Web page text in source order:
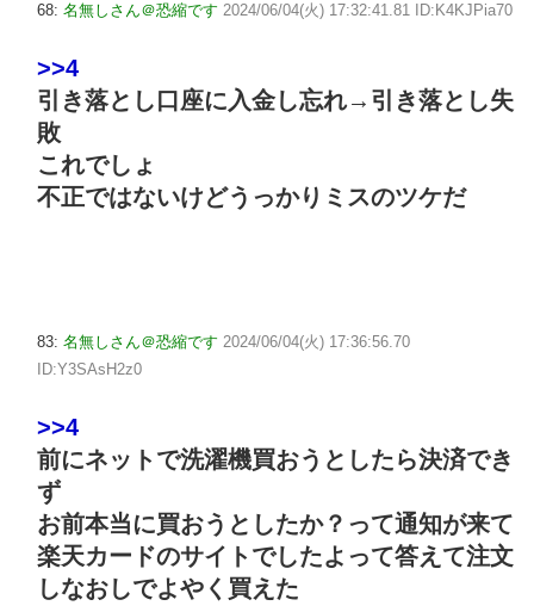
68: 名無しさん＠恐縮です 2024/06/04(火) 17:32:41.81 ID:K4KJPia70
>>4
引き落とし口座に入金し忘れ→引き落とし失
敗
これでしょ
不正ではないけどうっかりミスのツケだ
83: 名無しさん＠恐縮です 2024/06/04(火) 17:36:56.70
ID:Y3SAsH2z0
>>4
前にネットで洗濯機買おうとしたら決済でき
ず
お前本当に買おうとしたか？って通知が来て
楽天カードのサイトでしたよって答えて注文
しなおしでよやく買えた